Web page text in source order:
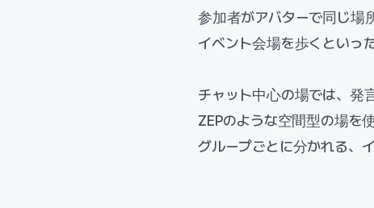
参加者がアバターで同じ場
イベント会場を歩くといっ
チャット中心の場では、発
ZEPのような空間型の場を
グループごとに分かれる、